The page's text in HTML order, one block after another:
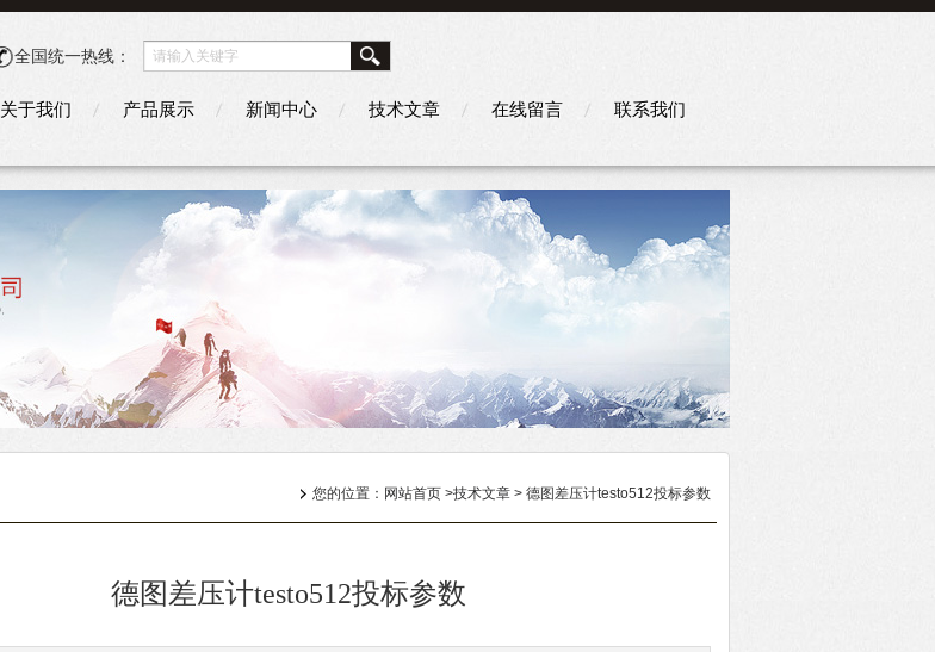
全国统一热线：
关于我们 产品展示 新闻中心 技术文章 在线留言 联系我们
您的位置： 网站首页 >技术文章 > 德图差压计testo512投标参数
德图差压计testo512投标参数